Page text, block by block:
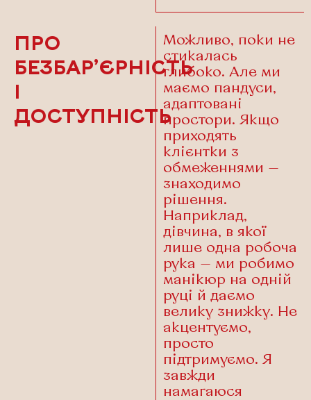
ПРО
БЕЗБАР’ЄРНІСТЬ
І
ДОСТУПНІСТЬ
Можливо, поки не
стикалась
глибоко. Але ми
маємо пандуси,
адаптовані
простори. Якщо
приходять
клієнтки з
обмеженнями —
знаходимо
рішення.
Наприклад,
дівчина, в якої
лише одна робоча
рука — ми робимо
манікюр на одній
руці й даємо
велику знижку. Не
акцентуємо,
просто
підтримуємо. Я
завжди
намагаюся